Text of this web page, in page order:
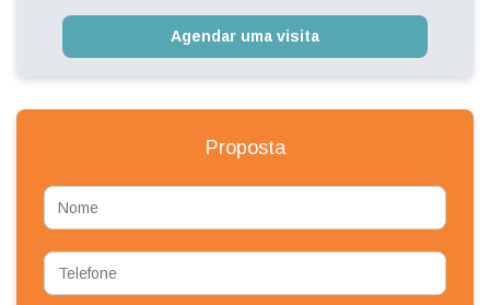
Agendar uma visita
Proposta
Nome
Telefone